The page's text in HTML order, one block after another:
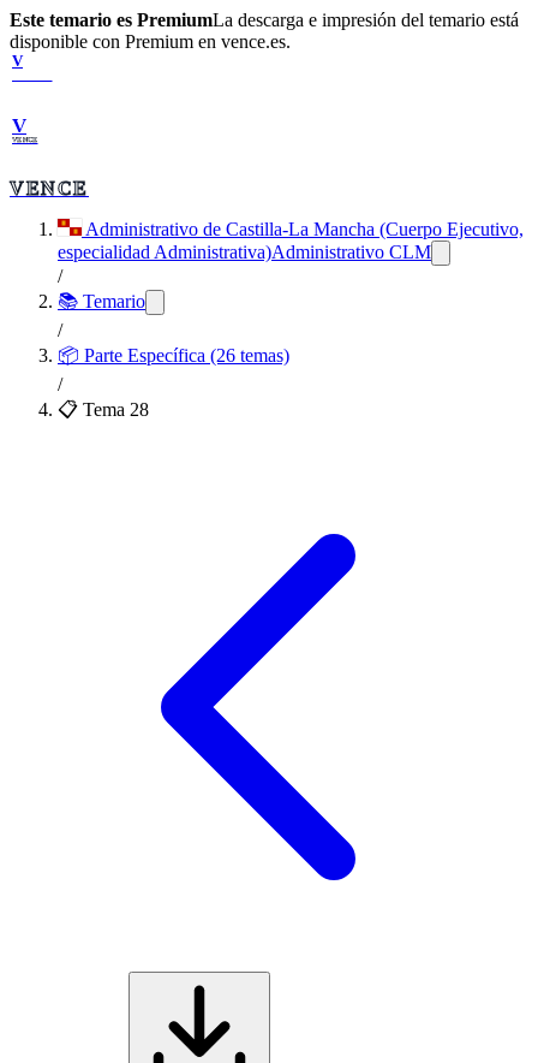
Este temario es PremiumLa descarga e impresión del temario está
disponible con Premium en vence.es.
V
V
VENCE
VENCE
Administrativo de Castilla-La Mancha (Cuerpo Ejecutivo,
especialidad Administrativa)Administrativo CLM
/
📚 Temario
/
📦 Parte Específica (26 temas)
/
📋 Tema 28